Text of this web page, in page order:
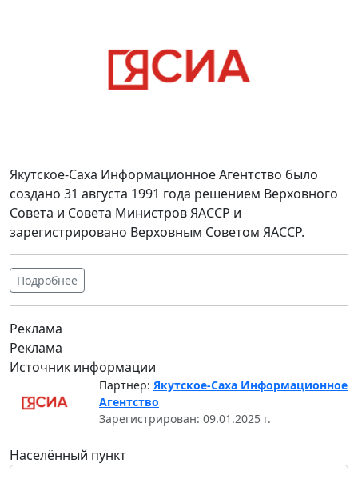
Якутское-Саха Информационное Агентство было
создано 31 августа 1991 года решением Верховного
Совета и Совета Министров ЯАССР и
зарегистрировано Верховным Советом ЯАССР.
Подробнее
Реклама
Реклама
Источник информации
Партнёр: Якутское-Саха Информационное
Агентство
Зарегистрирован: 09.01.2025 г.
Населённый пункт